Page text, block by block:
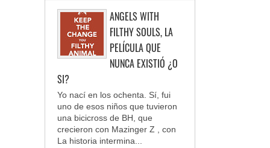
ANGELS WITH
FILTHY SOULS, LA
PELÍCULA QUE
NUNCA EXISTIÓ ¿O
SI?
Yo nací en los ochenta. Sí, fui
uno de esos niños que tuvieron
una bicicross de BH, que
crecieron con Mazinger Z , con
La historia intermina...